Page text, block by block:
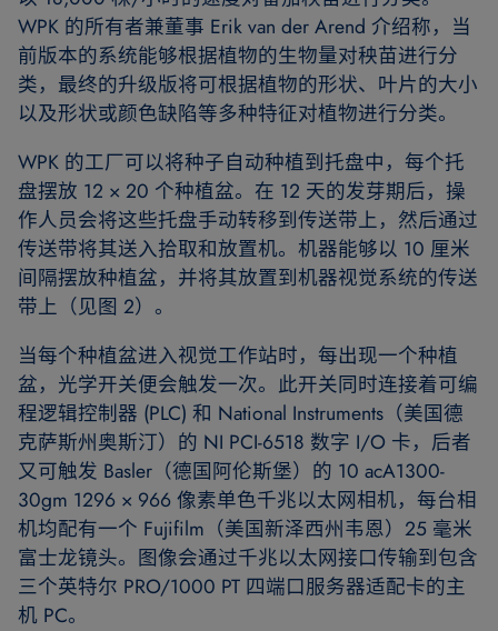
WPK 的所有者兼董事 Erik van der Arend 介绍称，当
前版本的系统能够根据植物的生物量对秧苗进行分
类，最终的升级版将可根据植物的形状、叶片的大小
以及形状或颜色缺陷等多种特征对植物进行分类。
WPK 的工厂可以将种子自动种植到托盘中，每个托
盘摆放 12 × 20 个种植盆。在 12 天的发芽期后，操
作人员会将这些托盘手动转移到传送带上，然后通过
传送带将其送入拾取和放置机。机器能够以 10 厘米
间隔摆放种植盆，并将其放置到机器视觉系统的传送
带上（见图 2）。
当每个种植盆进入视觉工作站时，每出现一个种植
盆，光学开关便会触发一次。此开关同时连接着可编
程逻辑控制器 (PLC) 和 National Instruments（美国德
克萨斯州奥斯汀）的 NI PCI-6518 数字 I/O 卡，后者
又可触发 Basler（德国阿伦斯堡）的 10 acA1300-
30gm 1296 × 966 像素单色千兆以太网相机，每台相
机均配有一个 Fujifilm（美国新泽西州韦恩）25 毫米
富士龙镜头。图像会通过千兆以太网接口传输到包含
三个英特尔 PRO/1000 PT 四端口服务器适配卡的主
机 PC。